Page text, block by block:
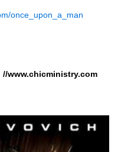
once_upon_a_man
//www.chicministry.com